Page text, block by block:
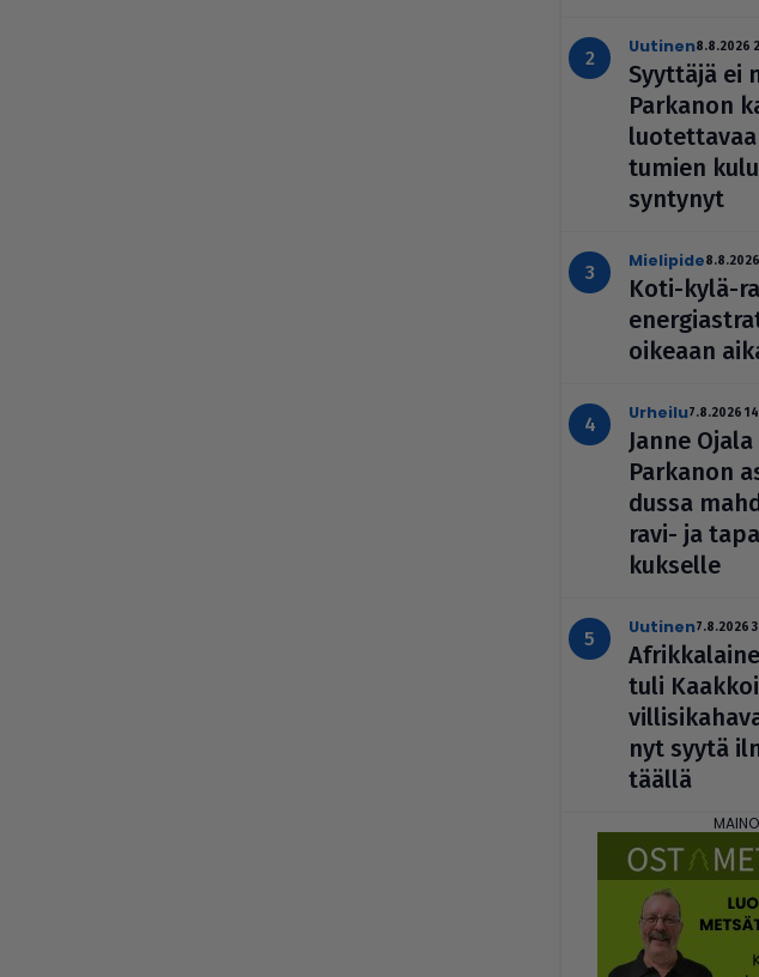
uutinen8.8.2026
Syyttäjä ei
Parkanon
tu­mien
syntynyt
mielipide
Koti-kylä-
oikeaan
urheilu7.8.2026
Janne
Parkanon
dussa
ravi- ja
kuk­selle
uutinen7.8.2026
tuli
nyt syytä
täällä